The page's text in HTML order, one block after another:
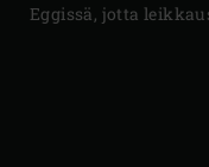
Eggissä, jotta